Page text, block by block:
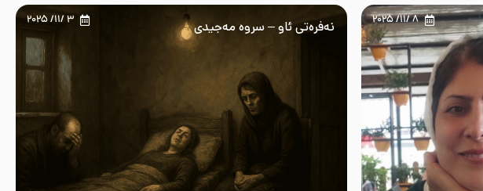
8 /11/ 2025 نه‌فره‌تی ئاو – سروه‌ مه‌جیدی 3 /11/ 2025